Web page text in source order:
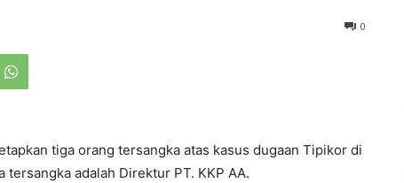
0
tiga orang tersangka atas kasus dugaan Tipikor di
tersangka adalah Direktur PT. KKP AA.